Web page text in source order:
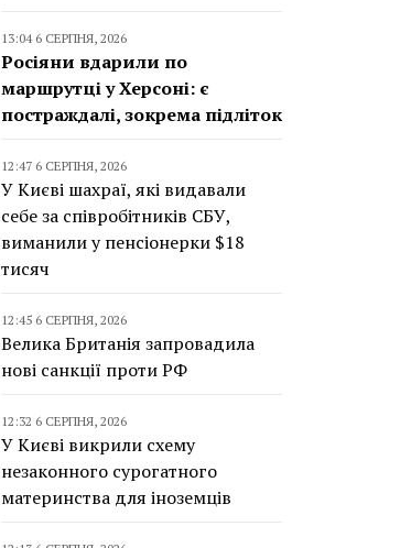
13:04 6 СЕРПНЯ, 2026
Росіяни вдарили по
маршрутці у Херсоні: є
постраждалі, зокрема підліток
12:47 6 СЕРПНЯ, 2026
У Києві шахраї, які видавали
себе за співробітників СБУ,
виманили у пенсіонерки $18
тисяч
12:45 6 СЕРПНЯ, 2026
Велика Британія запровадила
нові санкції проти РФ
12:32 6 СЕРПНЯ, 2026
У Києві викрили схему
незаконного сурогатного
материнства для іноземців